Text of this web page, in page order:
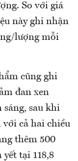
So với giá
này ghi nhận
lượng mỗi
cũng ghi
đan xen
sau khi
cả hai chiều
thêm 500
tại 118,8